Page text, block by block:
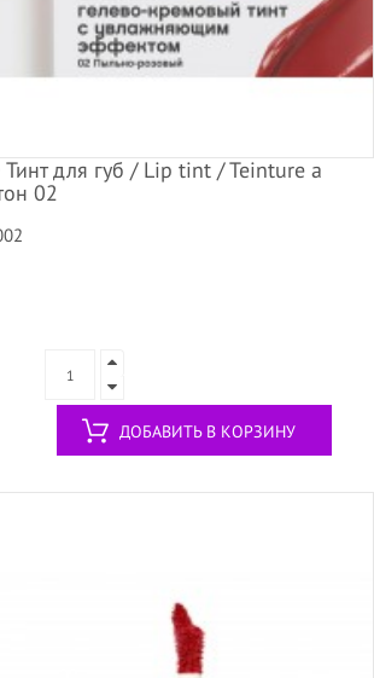
Тинт для губ / Lip tint / Teinture a
02
ДОБАВИТЬ В КОРЗИНУ